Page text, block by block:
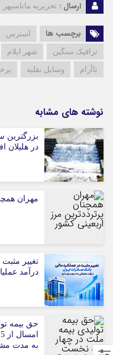
ارسال : تحریریه ماناسپهر
برچسب ها استرس
ترافیک سنگین
شهر ایلام
ناآرام
وسایل نقلیه
نوشته های مشابه
در هلیلان
مهران
تغییر
درآمد عملیاتی 80 درصد
حق بیمه
به مدت